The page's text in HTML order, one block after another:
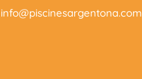
info@piscinesargentona.com